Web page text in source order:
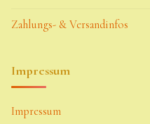
Zahlungs- & Versandinfos
Impressum
Impressum